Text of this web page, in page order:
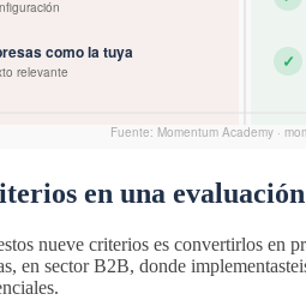
en una
nueve criterios es convertirlos en
en sector B2B, donde